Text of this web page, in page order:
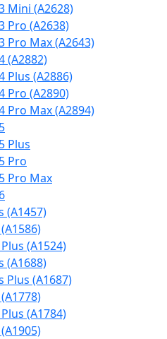
Mini (A2628)
Pro (A2638)
Pro Max (A2643)
(A2882)
Plus (A2886)
Pro (A2890)
Pro Max (A2894)
Plus
Pro
Pro Max
(A1457)
(A1524)
(A1688)
Plus (A1687)
(A1784)